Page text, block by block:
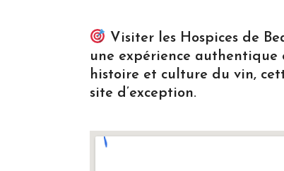
Visiter les Hospices de
une expérience authentique
histoire et culture du vin,
site d’exception.